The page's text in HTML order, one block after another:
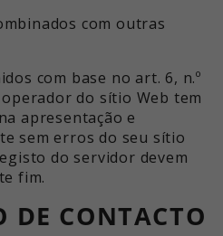
com outras
com base no art. 6, n.º
operador do sítio Web tem
apresentação e
sem erros do seu sítio
do servidor devem
fim.
DE CONTACTO